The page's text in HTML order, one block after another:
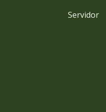
Servidor